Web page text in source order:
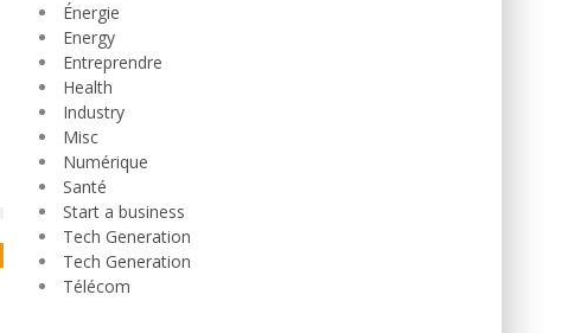
Énergie
Energy
Entreprendre
Health
Industry
Misc
Numérique
Santé
Start a business
Tech Generation
Tech Generation
Télécom